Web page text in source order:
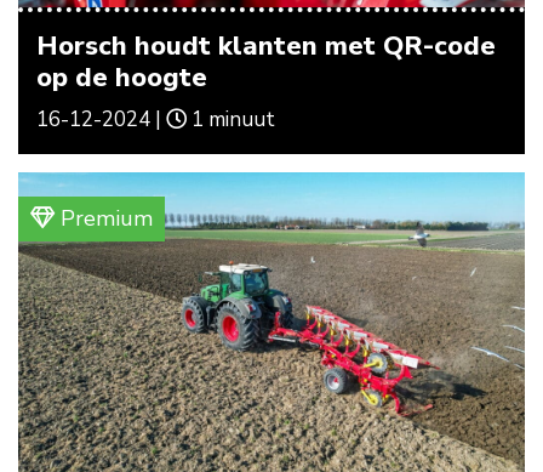
Horsch houdt klanten met QR-code
op de hoogte
16-12-2024 | 1 minuut
Premium